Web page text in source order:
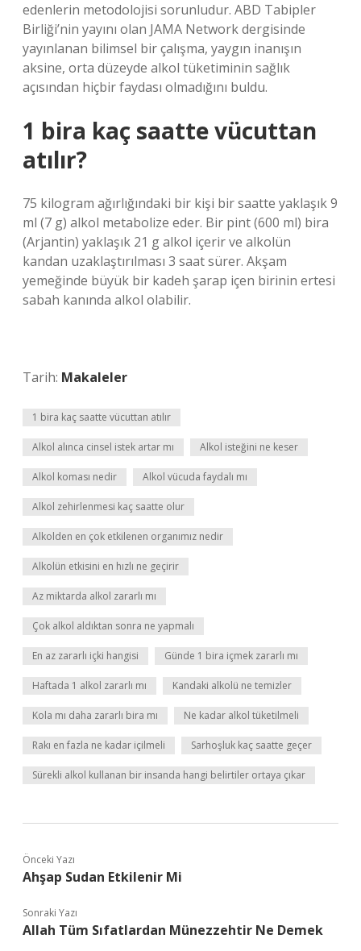
edenlerin metodolojisi sorunludur. ABD Tabipler
Birliği’nin yayını olan JAMA Network dergisinde
yayınlanan bilimsel bir çalışma, yaygın inanışın
aksine, orta düzeyde alkol tüketiminin sağlık
açısından hiçbir faydası olmadığını buldu.
1 bira kaç saatte vücuttan
atılır?
75 kilogram ağırlığındaki bir kişi bir saatte yaklaşık 9
ml (7 g) alkol metabolize eder. Bir pint (600 ml) bira
(Arjantin) yaklaşık 21 g alkol içerir ve alkolün
kandan uzaklaştırılması 3 saat sürer. Akşam
yemeğinde büyük bir kadeh şarap içen birinin ertesi
sabah kanında alkol olabilir.
Tarih: Makaleler
1 bira kaç saatte vücuttan atılır
Alkol alınca cinsel istek artar mı Alkol isteğini ne keser
Alkol koması nedir Alkol vücuda faydalı mı
Alkol zehirlenmesi kaç saatte olur
Alkolden en çok etkilenen organımız nedir
Alkolün etkisini en hızlı ne geçirir
Az miktarda alkol zararlı mı
Çok alkol aldıktan sonra ne yapmalı
En az zararlı içki hangisi Günde 1 bira içmek zararlı mı
Haftada 1 alkol zararlı mı Kandaki alkolü ne temizler
Kola mı daha zararlı bira mı Ne kadar alkol tüketilmeli
Rakı en fazla ne kadar içilmeli Sarhoşluk kaç saatte geçer
Sürekli alkol kullanan bir insanda hangi belirtiler ortaya çıkar
Önceki Yazı
Ahşap Sudan Etkilenir Mi
Sonraki Yazı
Allah Tüm Sıfatlardan Münezzehtir Ne Demek